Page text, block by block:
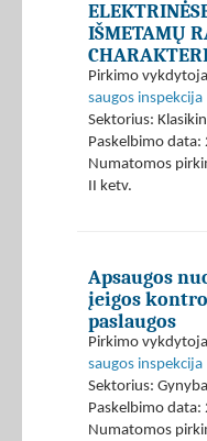
IŠMETAMŲ
Pirkimo
saugos inspekcija
Sektorius:
Paskelbimo
Numatomos
II ketv.
Apsaugos
įeigos
paslaugos
Pirkimo
saugos inspekcija
Sektorius: Gynyba
Paskelbimo
Numatomos